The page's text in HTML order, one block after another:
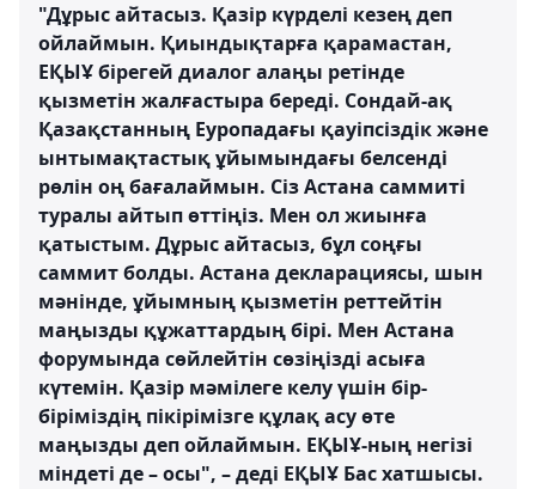
"Дұрыс айтасыз. Қазір күрделі кезең деп
ойлаймын. Қиындықтарға қарамастан,
ЕҚЫҰ бірегей диалог алаңы ретінде
қызметін жалғастыра береді. Сондай-ақ
Қазақстанның Еуропадағы қауіпсіздік және
ынтымақтастық ұйымындағы белсенді
рөлін оң бағалаймын. Сіз Астана саммиті
туралы айтып өттіңіз. Мен ол жиынға
қатыстым. Дұрыс айтасыз, бұл соңғы
саммит болды. Астана декларациясы, шын
мәнінде, ұйымның қызметін реттейтін
маңызды құжаттардың бірі. Мен Астана
форумында сөйлейтін сөзіңізді асыға
күтемін. Қазір мәмілеге келу үшін бір-
біріміздің пікірімізге құлақ асу өте
маңызды деп ойлаймын. ЕҚЫҰ-ның негізі
міндеті де – осы", – деді ЕҚЫҰ Бас хатшысы.